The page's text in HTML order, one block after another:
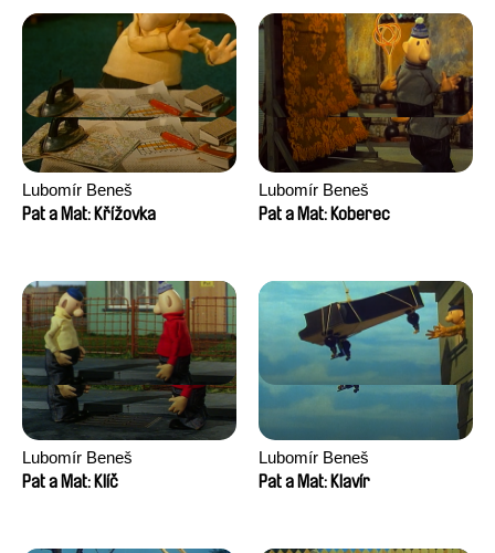
Lubomír Beneš
Pat a Mat: Křížovka
Lubomír Beneš
Pat a Mat: Koberec
Lubomír Beneš
Pat a Mat: Klíč
Lubomír Beneš
Pat a Mat: Klavír